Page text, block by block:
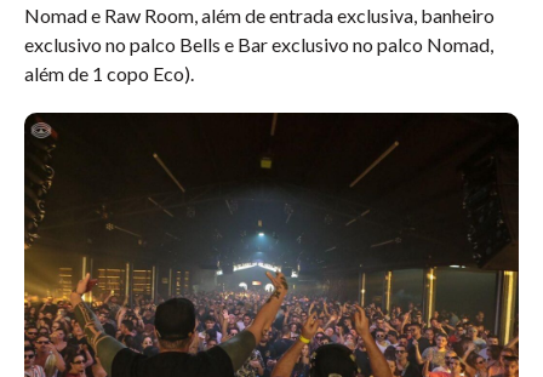
Nomad e Raw Room, além de entrada exclusiva, banheiro
exclusivo no palco Bells e Bar exclusivo no palco Nomad,
além de 1 copo Eco).